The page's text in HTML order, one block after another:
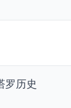
罗历史